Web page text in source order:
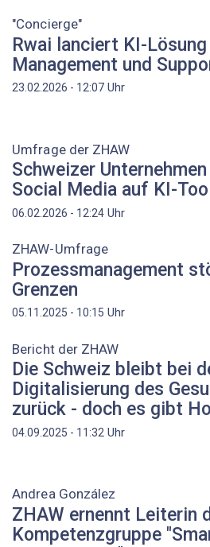
"Concierge"
Rwai lanciert KI-
Management und
23.02.2026 - 12:07 Uhr
Umfrage der ZHAW
Schweizer
Social Media auf KI-
06.02.2026 - 12:24 Uhr
ZHAW-Umfrage
Prozessmanagement
Grenzen
05.11.2025 - 10:15 Uhr
Bericht der ZHAW
Die Schweiz bleibt bei
Digitalisierung des
zurück - doch es gibt
04.09.2025 - 11:32 Uhr
Andrea González
ZHAW ernennt Leiterin
Kompetenzgruppe